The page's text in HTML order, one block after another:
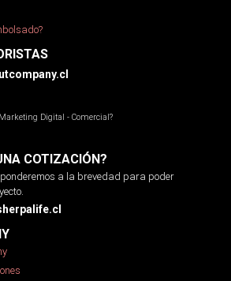
Digital - Comercial?
COTIZACIÓN?
a la brevedad para poder